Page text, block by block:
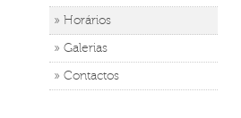
» Horários
» Galerias
» Contactos